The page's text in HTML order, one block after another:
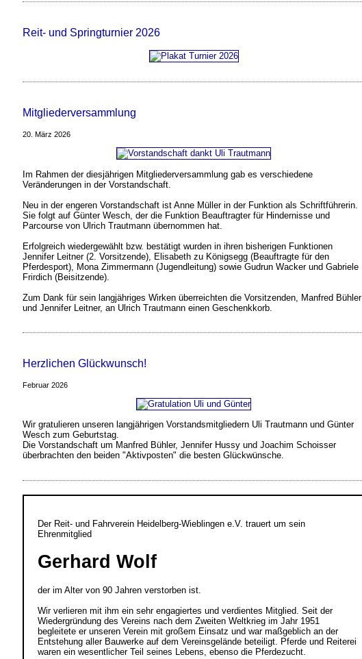
Reit- und Springturnier 2026
Mitgliederversammlung
20. März 2026
Im Rahmen der diesjährigen Mitgliederversammlung gab es verschiedene
Veränderungen in der Vorstandschaft.
Neu in der engeren Vorstandschaft ist Anne Müller in der Funktion als Schriftführerin.
Sie folgt auf Günter Wesch, der die Funktion Beauftragter für Hindernisse und
Parcourse von Ulrich Trautmann übernommen hat.
Erfolgreich wiedergewählt bzw. bestätigt wurden in ihren bisherigen Funktionen
Jennifer Leitner (2. Vorsitzende), Elisabeth zu Königsegg (Beauftragte für den
Pferdesport), Mona Zimmermann (Jugendleitung) sowie Gudrun Wacker und Gabriele
Frirdich (Beisitzende).
Zum Dank für sein langjähriges Wirken überreichten die Vorsitzenden, Manfred Bühler
und Jennifer Leitner, an Ulrich Trautmann einen Geschenkkorb.
Herzlichen Glückwunsch!
Februar 2026
Wir gratulieren unseren langjährigen Vorstandsmitgliedern Uli Trautmann und Günter
Wesch zum Geburtstag.
Die Vorstandschaft um Manfred Bühler, Jennifer Hussy und Joachim Schoisser
überbrachten den beiden "Aktivposten" die besten Glückwünsche.
Der Reit- und Fahrverein Heidelberg-Wieblingen e.V. trauert um sein
Ehrenmitglied
Gerhard Wolf
der im Alter von 90 Jahren verstorben ist.
Wir verlieren mit ihm ein sehr engagiertes und verdientes Mitglied. Seit der
Wiedergründung des Vereins nach dem Zweiten Weltkrieg im Jahr 1951
begleitete er unseren Verein mit großem Einsatz und war maßgeblich an der
Entstehung aller Bauwerke auf dem Vereinsgelände beteiligt. Pferde und Reiterei
waren ein wesentlicher Teil seines Lebens, ebenso die Pferdezucht.